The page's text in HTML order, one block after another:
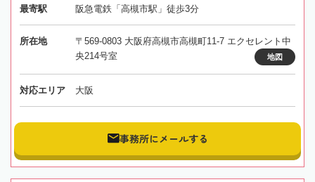
最寄駅 阪急電鉄「高槻市駅」徒歩3分
所在地
〒569-0803 大阪府高槻市高槻町11-7 エクセレント中
央214号室
地図
対応エリア 大阪
事務所にメールする